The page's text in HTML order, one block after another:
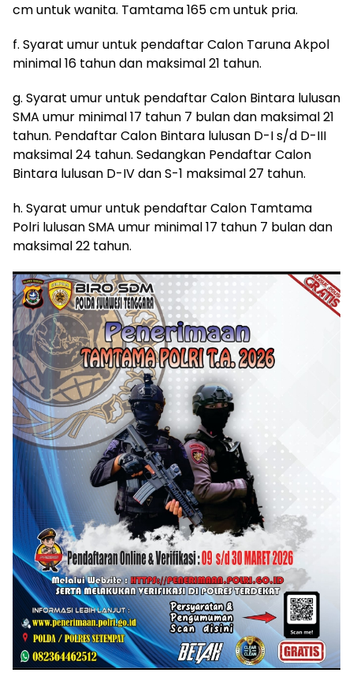
cm untuk wanita. Tamtama 165 cm untuk pria.
f. Syarat umur untuk pendaftar Calon Taruna Akpol
minimal 16 tahun dan maksimal 21 tahun.
g. Syarat umur untuk pendaftar Calon Bintara lulusan
SMA umur minimal 17 tahun 7 bulan dan maksimal 21
tahun. Pendaftar Calon Bintara lulusan D-I s/d D-III
maksimal 24 tahun. Sedangkan Pendaftar Calon
Bintara lulusan D-IV dan S-1 maksimal 27 tahun.
h. Syarat umur untuk pendaftar Calon Tamtama
Polri lulusan SMA umur minimal 17 tahun 7 bulan dan
maksimal 22 tahun.